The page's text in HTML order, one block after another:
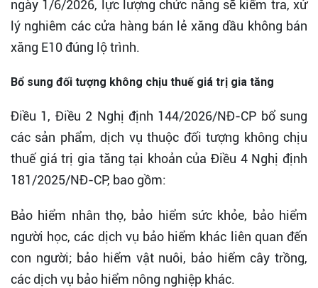
ngày 1/6/2026, lực lượng chức năng sẽ kiểm tra, xử
lý nghiêm các cửa hàng bán lẻ xăng dầu không bán
xăng E10 đúng lộ trình.
Bổ sung đối tượng không chịu thuế giá trị gia tăng
Điều 1, Điều 2 Nghị định 144/2026/NĐ-CP bổ sung
các sản phẩm, dịch vụ thuộc đối tượng không chịu
thuế giá trị gia tăng tại khoản của Điều 4 Nghị định
181/2025/NĐ-CP, bao gồm:
Bảo hiểm nhân thọ, bảo hiểm sức khỏe, bảo hiểm
người học, các dịch vụ bảo hiểm khác liên quan đến
con người; bảo hiểm vật nuôi, bảo hiểm cây trồng,
các dịch vụ bảo hiểm nông nghiệp khác.